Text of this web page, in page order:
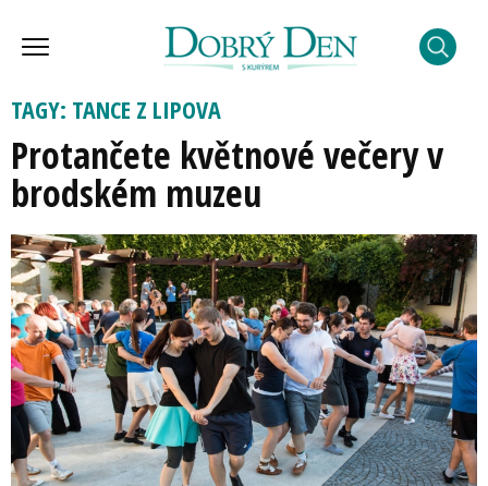
TAGY: TANCE Z LIPOVA
Protančete květnové večery v
brodském muzeu